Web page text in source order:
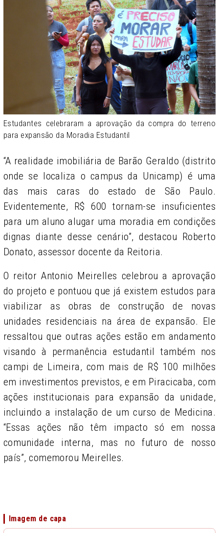
Estudantes celebraram a aprovação da compra do terreno
para expansão da Moradia Estudantil
“A realidade imobiliária de Barão Geraldo (distrito
onde se localiza o campus da Unicamp) é uma
das mais caras do estado de São Paulo.
Evidentemente, R$ 600 tornam-se insuficientes
para um aluno alugar uma moradia em condições
dignas diante desse cenário”, destacou Roberto
Donato, assessor docente da Reitoria.
O reitor Antonio Meirelles celebrou a aprovação
do projeto e pontuou que já existem estudos para
viabilizar as obras de construção de novas
unidades residenciais na área de expansão. Ele
ressaltou que outras ações estão em andamento
visando à permanência estudantil também nos
campi de Limeira, com mais de R$ 100 milhões
em investimentos previstos, e em Piracicaba, com
ações institucionais para expansão da unidade,
incluindo a instalação de um curso de Medicina.
“Essas ações não têm impacto só em nossa
comunidade interna, mas no futuro de nosso
país”, comemorou Meirelles.
Imagem de capa